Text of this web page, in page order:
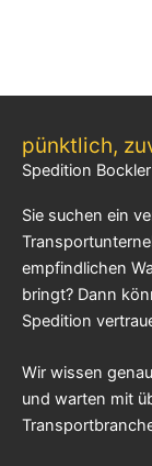
pünktlich,
Spedition
Sie suchen ein
empfindlichen
bringt? Dann
Spedition
Wir wissen
und warten mit